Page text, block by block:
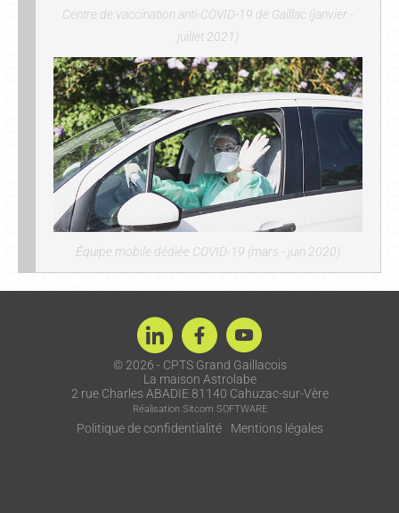
Centre de vaccination anti-COVID-19 de Gaillac (janvier -
juillet 2021)
Équipe mobile dédiée COVID-19 (mars - juin 2020)
© 2026 - CPTS Grand Gaillacois
La maison Astrolabe
2 rue Charles ABADIE 81140 Cahuzac-sur-Vère
Réalisation Sitcom SOFTWARE
Politique de confidentialité Mentions légales